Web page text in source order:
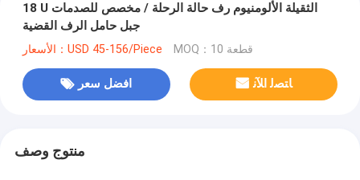
18 U الثقيلة الألومنيوم رف حالة الرحلة / مخصص للصدمات
جبل حامل الرف القضية
الأسعار：USD 45-156/Piece MOQ：10 قطعة
افضل سعر ﺎﺘﺼﻟ ﺍﻶﻧ
منتوج وصف